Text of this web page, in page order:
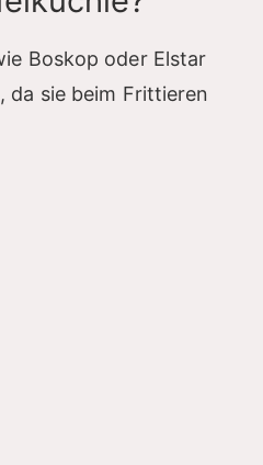
Boskop oder Elstar
da sie beim Frittieren